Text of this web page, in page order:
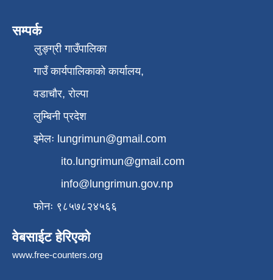
सम्पर्क
लुङ्ग्री गाउँपालिका
गाउँ कार्यपालिकाको कार्यालय,
वडाचौर, रोल्पा
लुम्बिनी प्रदेश
इमेलः lungrimun@gmail.com
ito.lungrimun@gmail.com
info@lungrimun.gov.np
फोनः ९८५७८२४५६६
वेबसाईट हेरिएको
www.free-counters.org